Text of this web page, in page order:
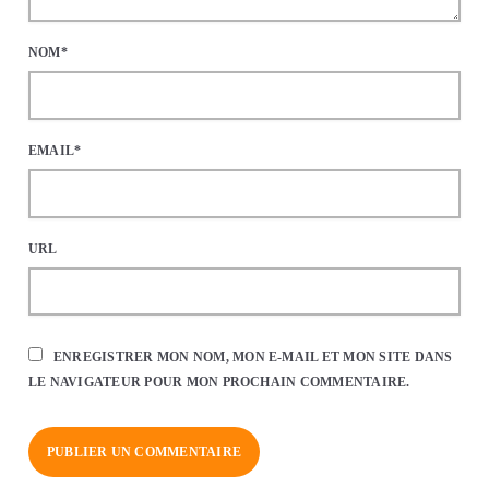
NOM*
EMAIL*
URL
ENREGISTRER MON NOM, MON E-MAIL ET MON SITE DANS
LE NAVIGATEUR POUR MON PROCHAIN COMMENTAIRE.